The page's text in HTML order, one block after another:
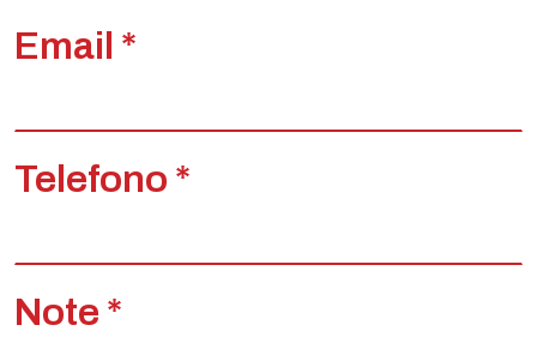
Email *
Telefono *
Note *